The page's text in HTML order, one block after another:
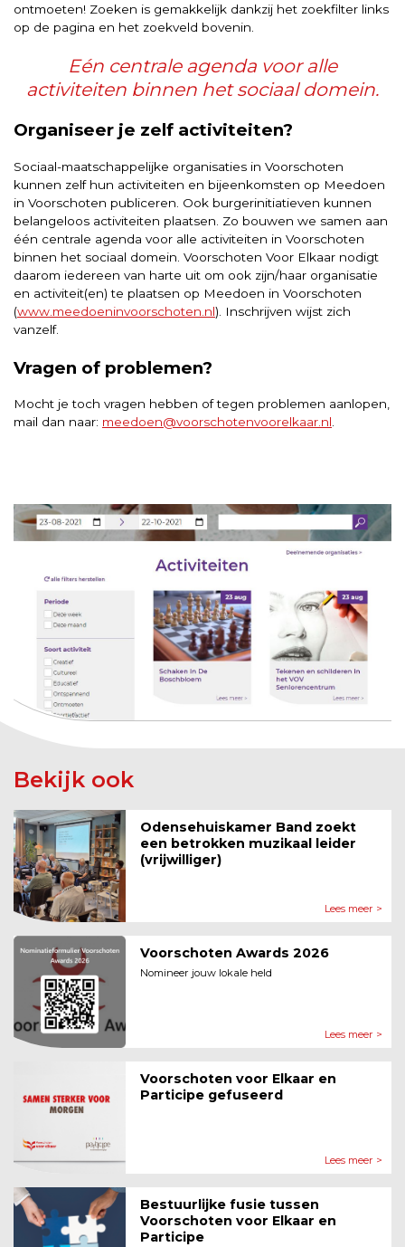
ontmoeten! Zoeken is gemakkelijk dankzij het zoekfilter links
op de pagina en het zoekveld bovenin.
Eén centrale agenda voor alle
activiteiten binnen het sociaal domein.
Organiseer je zelf activiteiten?
Sociaal-maatschappelijke organisaties in Voorschoten
kunnen zelf hun activiteiten en bijeenkomsten op Meedoen
in Voorschoten publiceren. Ook burgerinitiatieven kunnen
belangeloos activiteiten plaatsen. Zo bouwen we samen aan
één centrale agenda voor alle activiteiten in Voorschoten
binnen het sociaal domein. Voorschoten Voor Elkaar nodigt
daarom iedereen van harte uit om ook zijn/haar organisatie
en activiteit(en) te plaatsen op Meedoen in Voorschoten
(www.meedoen­invoorschoten.nl). Inschrijven wijst zich
vanzelf.
Vragen of problemen?
Mocht je toch vragen hebben of tegen problemen aanlopen,
mail dan naar: meedoen@voorschotenvoorelkaar.nl.
Bekijk ook
Odensehuiskamer Band zoekt
een betrokken muzikaal leider
(vrijwilliger)
Lees meer >
Voorschoten Awards 2026
Nomineer jouw lokale held
Lees meer >
Voorschoten voor Elkaar en
Participe gefuseerd
Lees meer >
Bestuurlijke fusie tussen
Voorschoten voor Elkaar en
Participe